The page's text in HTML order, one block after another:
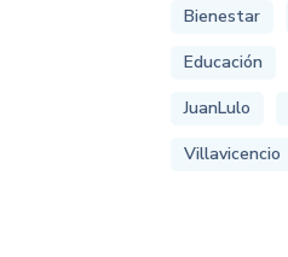
Bienestar
Educación
JuanLulo
Villavicencio